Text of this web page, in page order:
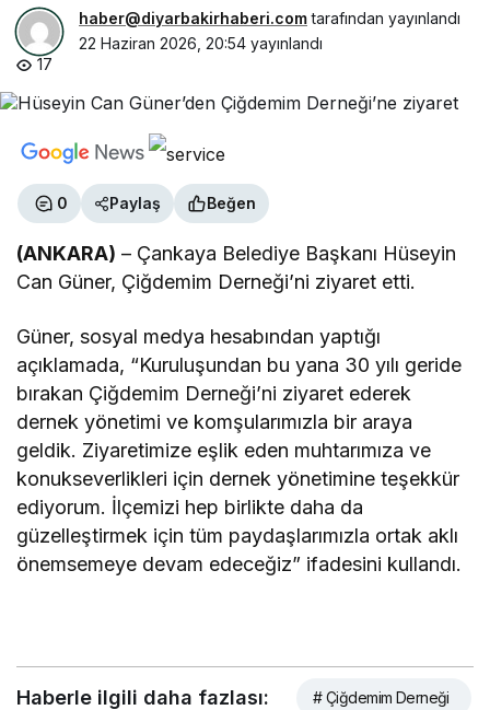
haber@diyarbakirhaberi.comtarafından yayınlandı
22 Haziran 2026, 20:54 yayınlandı
17
0 Paylaş Beğen
(ANKARA) – Çankaya Belediye Başkanı Hüseyin
Can Güner, Çiğdemim Derneği’ni ziyaret etti.
Güner, sosyal medya hesabından yaptığı
açıklamada, “Kuruluşundan bu yana 30 yılı geride
bırakan Çiğdemim Derneği’ni ziyaret ederek
dernek yönetimi ve komşularımızla bir araya
geldik. Ziyaretimize eşlik eden muhtarımıza ve
konukseverlikleri için dernek yönetimine teşekkür
ediyorum. İlçemizi hep birlikte daha da
güzelleştirmek için tüm paydaşlarımızla ortak aklı
önemsemeye devam edeceğiz” ifadesini kullandı.
Haberle ilgili daha fazlası: # Çiğdemim Derneği